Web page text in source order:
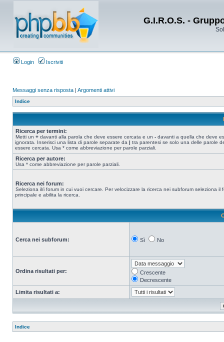
G.I.R.O.S. -
Login Iscriviti
Messaggi senza risposta | Argomenti attivi
Indice
Ricerca per termini:
Metti un + davanti alla parola che deve essere cercata e un - davanti a quella che deve
ignorata. Inserisci una lista di parole separate da | tra parentesi se solo una delle parole
essere cercata. Usa * come abbreviazione per parole parziali.
Ricerca per autore:
Usa * come abbreviazione per parole parziali.
Ricerca nei forum:
Seleziona il/i forum in cui vuoi cercare. Per velocizzare la ricerca nei subforum seleziona il
principale e abilita la ricerca.
Cerca nei subforum: Sì No
Ordina risultati per:
Crescente
Decrescente
Limita risultati a:
Indice